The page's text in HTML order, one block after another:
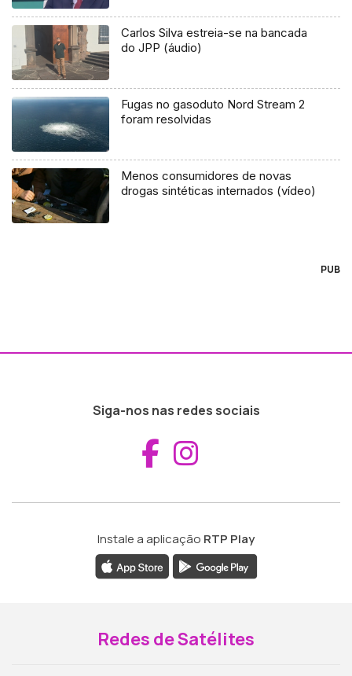
Carlos Silva estreia-se na bancada
do JPP (áudio)
Fugas no gasoduto Nord Stream 2
foram resolvidas
Menos consumidores de novas
drogas sintéticas internados (vídeo)
PUB
Siga-nos nas redes sociais
Aceder ao
Instale a aplicação RTP Play
Redes de Satélites